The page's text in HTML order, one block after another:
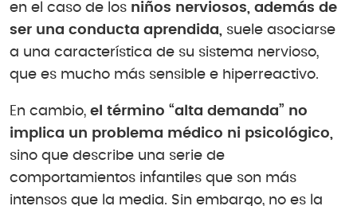
en el caso de los niños nerviosos, además de
ser una conducta aprendida, suele asociarse
a una característica de su sistema nervioso,
que es mucho más sensible e hiperreactivo.
En cambio, el término “alta demanda” no
implica un problema médico ni psicológico,
sino que describe una serie de
comportamientos infantiles que son más
intensos que la media. Sin embargo, no es la